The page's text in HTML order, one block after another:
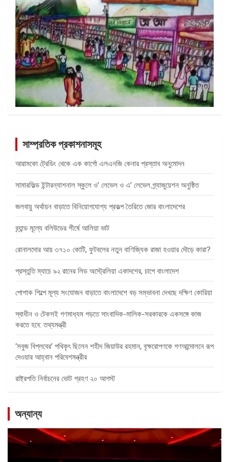
সাম্প্রতিক প্রকাশনাসমূহ
আরামকো ট্রেডিং থেকে এক কার্গো এলএনজি কেনার প্রস্তাব অনুমোদন
সামারফিল্ড ইন্টারন্যাশনাল স্কুলে ও’ লেভেল ও এ’ লেভেল গ্র্যাজুয়েশন অনুষ্ঠিত
জলবায়ু অর্থায়ন বাড়াতে বিনিয়োগযোগ্য প্রকল্প তৈরিতে জোর বাংলাদেশের
ব্র্যান্ড মূল্যে বলিউডের শীর্ষে আলিয়া ভাট
রোনালদোর আয় ৩৭১০ কোটি, ফুটবলের নতুন বাণিজ্যিক রাজা হওয়ার দৌড়ে কারা?
প্রস্তুতি ম্যাচে ৯২ রানের লিড অস্ট্রেলিয়া একাদশের, চাপে বাংলাদেশ
পোশাক শিল্পে মূল্য সংযোজন বাড়াতে বাংলাদেশে বড় সম্ভাবনা দেখছে দক্ষিণ কোরিয়া
স্বাধীন ও টেকসই গণমাধ্যম গড়তে সাংবাদিক-মালিক-সরকারকে একসঙ্গে কাজ
করতে হবে: তথ্যমন্ত্রী
‘সবুজ বিপ্লবের’ পথিকৃৎ ছিলেন শহীদ জিয়াউর রহমান, বৃক্ষরোপণকে গণআন্দোলনে রূপ
দেওয়ার আহ্বান পরিবেশমন্ত্রীর
রাষ্ট্রপতি নির্বাচনের ভোট গ্রহণ ২০ আগস্ট
অন্যান্য